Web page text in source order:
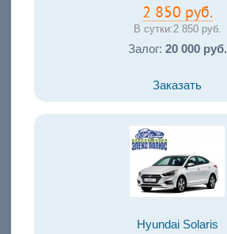
2 850 руб.
В сутки:2 850 руб.
Залог: 20 000 руб.
Заказать
Hyundai Solaris